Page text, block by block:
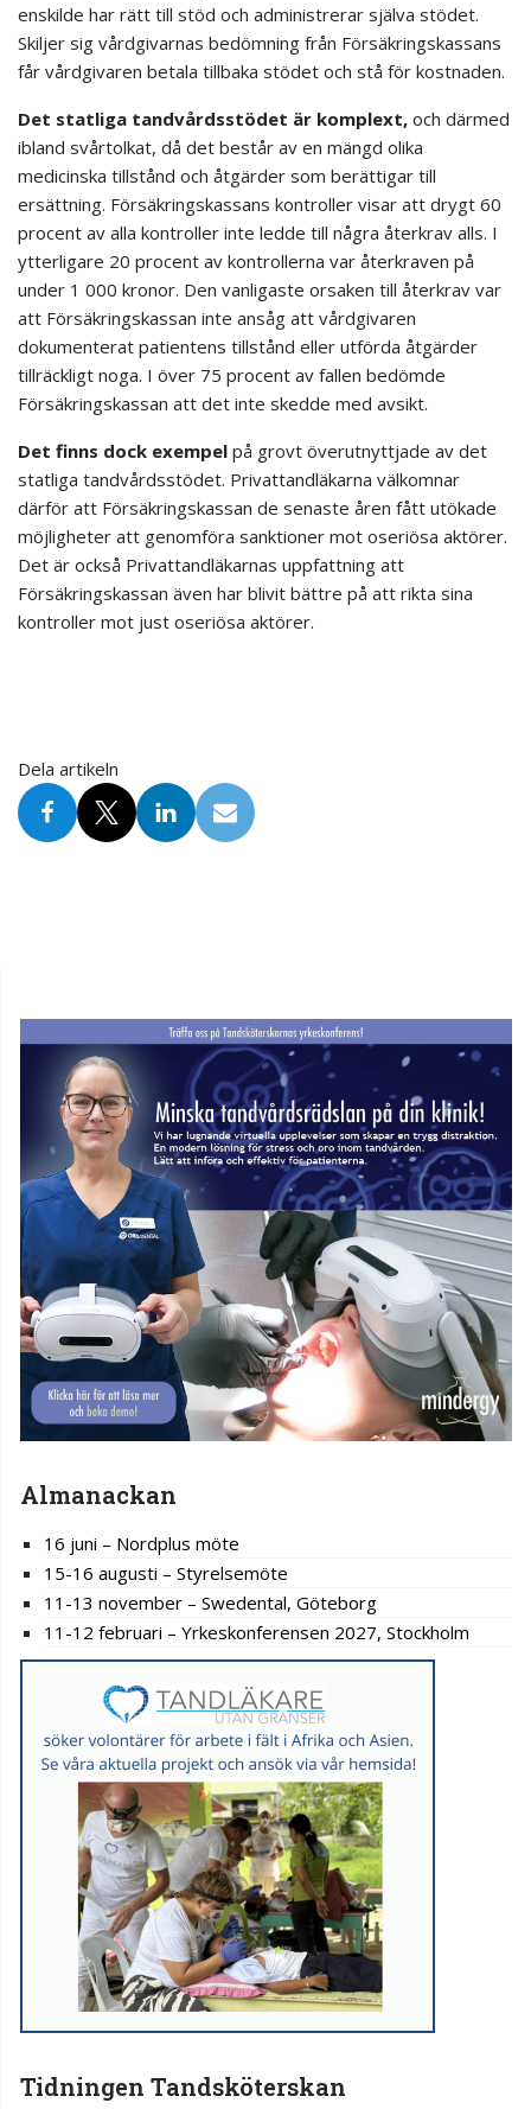
enskilde har rätt till stöd och administrerar själva stödet.
Skiljer sig vårdgivarnas bedömning från Försäkringskassans
får vårdgivaren betala tillbaka stödet och stå för kostnaden.
Det statliga tandvårdsstödet är komplext, och därmed
ibland svårtolkat, då det består av en mängd olika
medicinska tillstånd och åtgärder som berättigar till
ersättning. Försäkringskassans kontroller visar att drygt 60
procent av alla kontroller inte ledde till några återkrav alls. I
ytterligare 20 procent av kontrollerna var återkraven på
under 1 000 kronor. Den vanligaste orsaken till återkrav var
att Försäkringskassan inte ansåg att vårdgivaren
dokumenterat patientens tillstånd eller utförda åtgärder
tillräckligt noga. I över 75 procent av fallen bedömde
Försäkringskassan att det inte skedde med avsikt.
Det finns dock exempel på grovt överutnyttjade av det
statliga tandvårdsstödet. Privattandläkarna välkomnar
därför att Försäkringskassan de senaste åren fått utökade
möjligheter att genomföra sanktioner mot oseriösa aktörer.
Det är också Privattandläkarnas uppfattning att
Försäkringskassan även har blivit bättre på att rikta sina
kontroller mot just oseriösa aktörer.
Dela artikeln
Almanackan
16 juni – Nordplus möte
15-16 augusti – Styrelsemöte
11-13 november – Swedental, Göteborg
11-12 februari – Yrkeskonferensen 2027, Stockholm
Tidningen Tandsköterskan